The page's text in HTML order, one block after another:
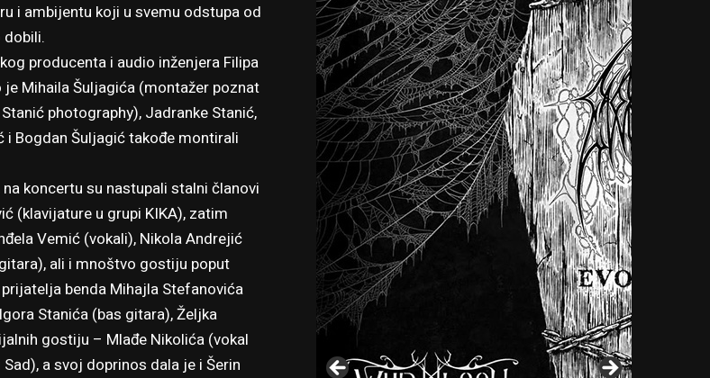
i ambijentu koji u svemu odstupa od
producenta i audio inženjera Filipa
Mihaila Šuljagića (montažer poznat
photography), Jadranke Stanić,
Bogdan Šuljagić takođe montirali
koncertu su nastupali stalni članovi
(klavijature u grupi KIKA), zatim
Vemić (vokali), Nikola Andrejić
ali i mnoštvo gostiju poput
benda Mihajla Stefanovića
Stanića (bas gitara), Željka
gostiju – Mlađe Nikolića (vokal
a svoj doprinos dala je i Šerin